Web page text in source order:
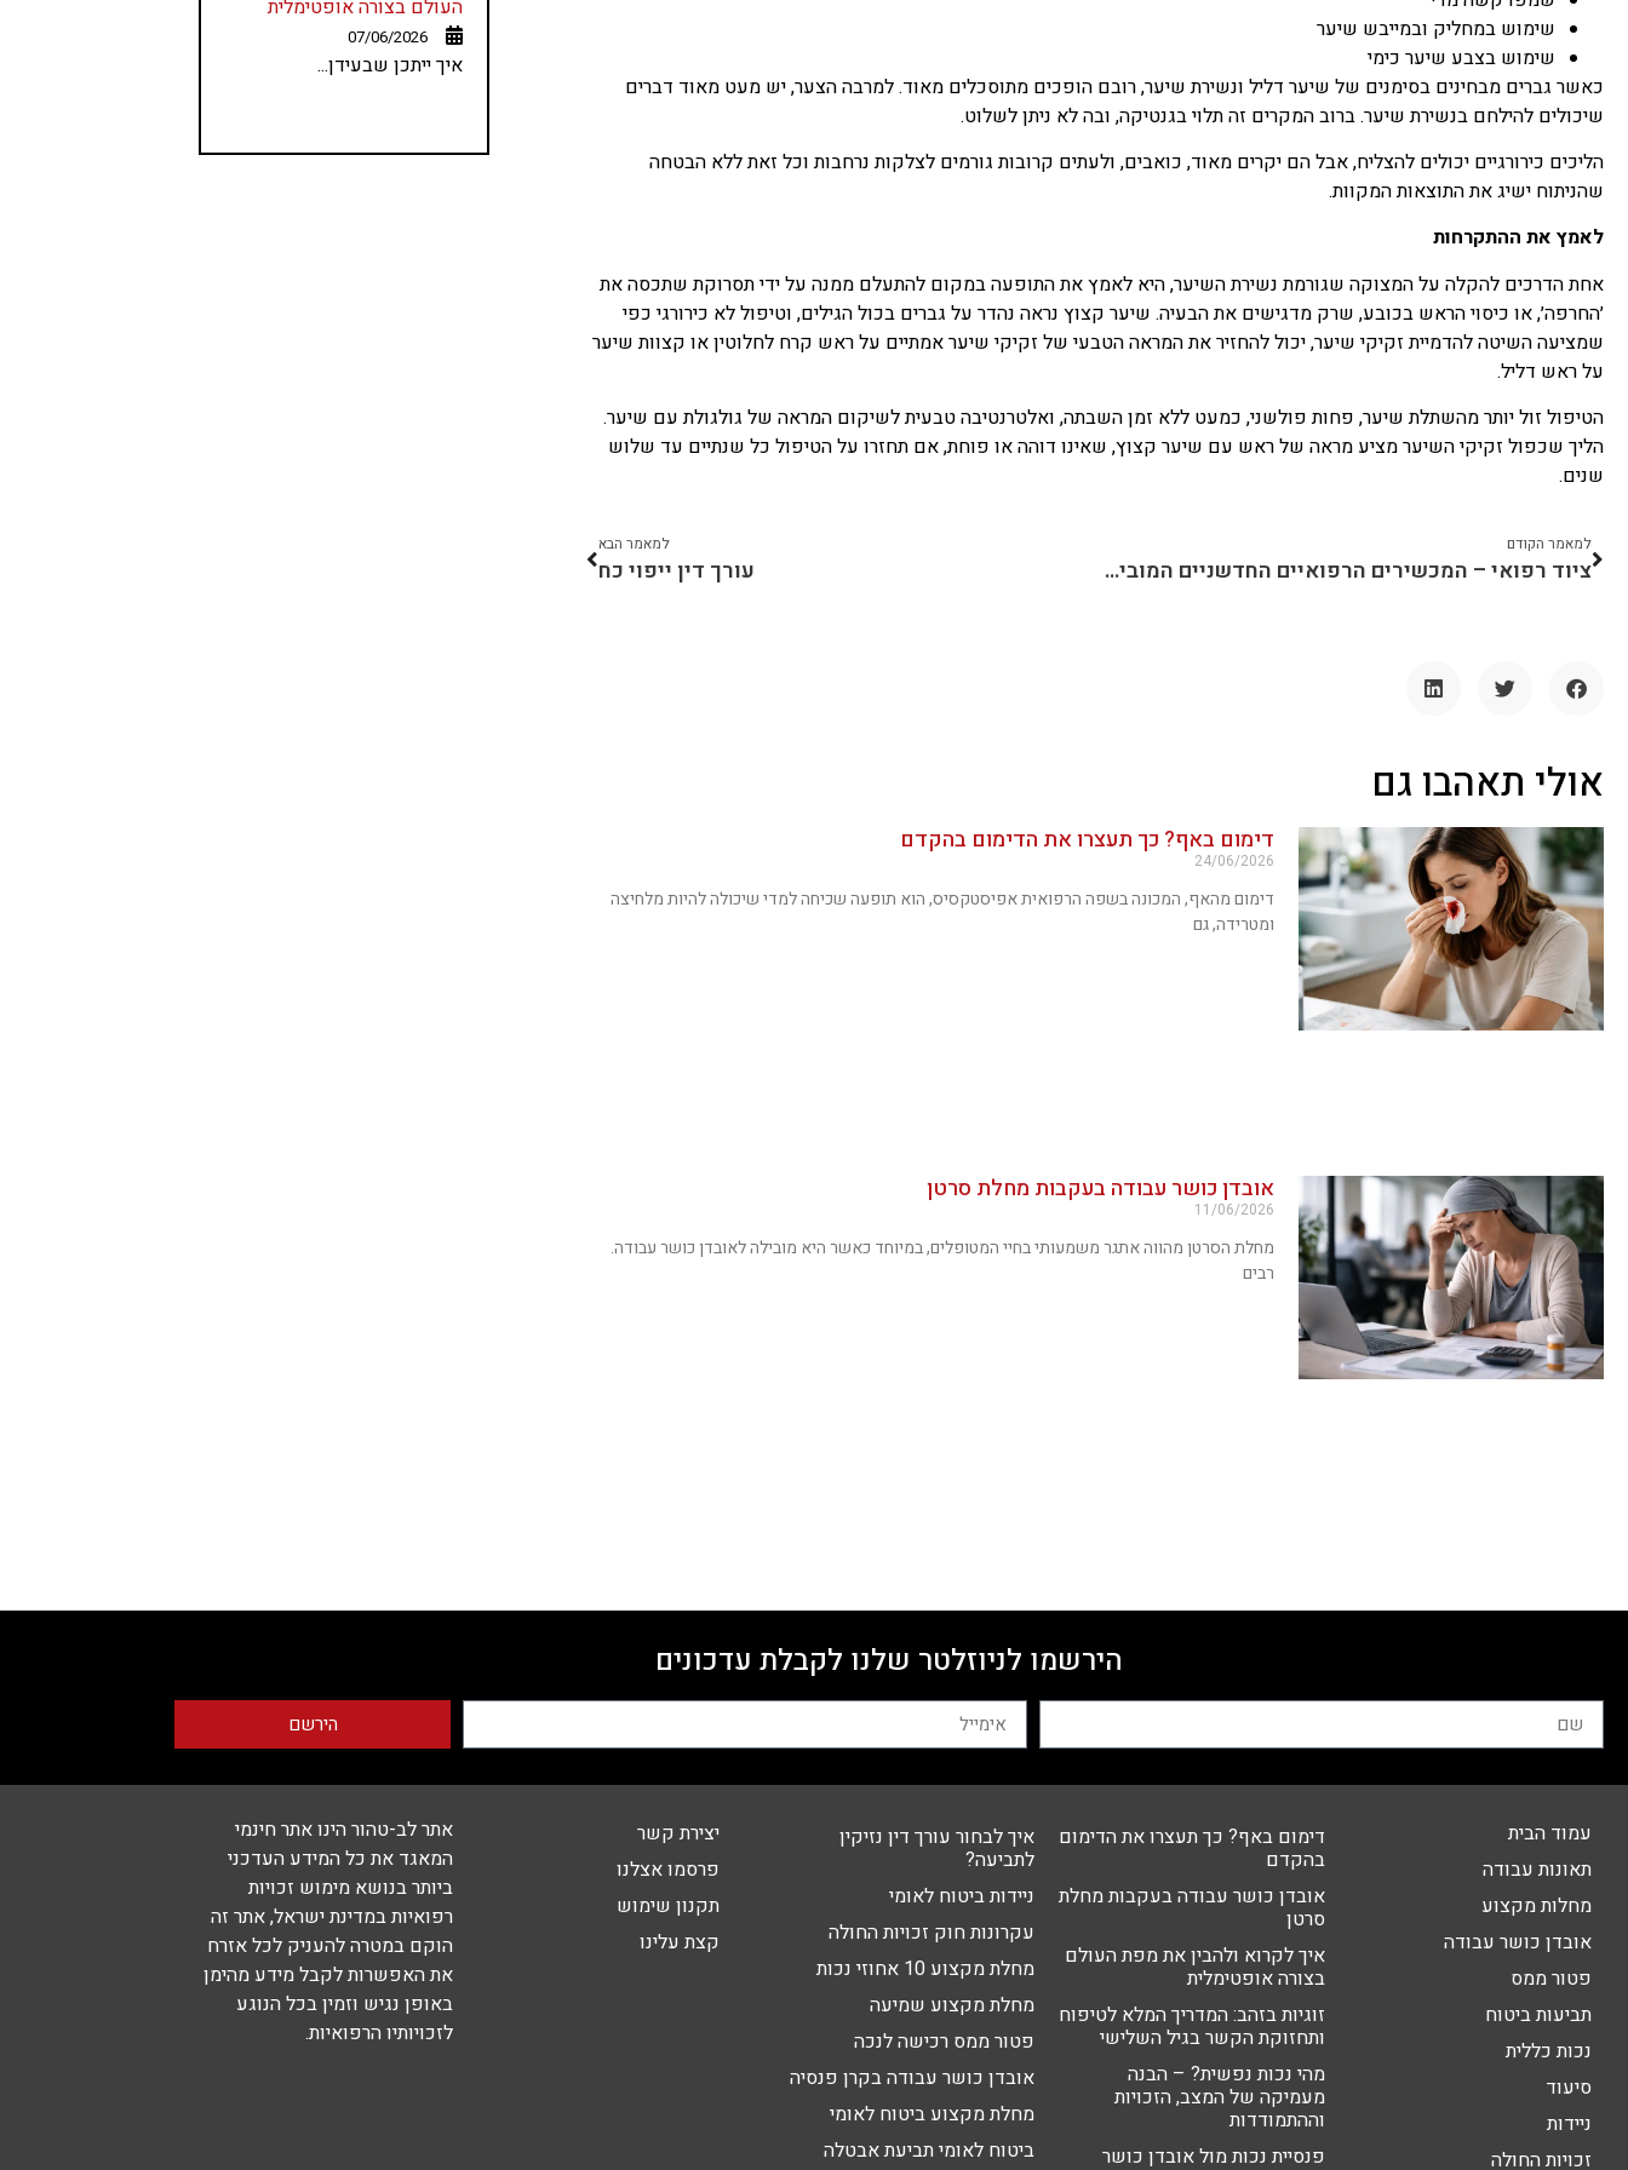
שימוש במחליק ובמייבש שיער
שימוש בצבע שיער כימי
כאשר גברים מבחינים בסימנים של שיער דליל ונשירת שיער, רובם הופכים מתוסכלים מאוד. למרבה הצער, יש מעט מאוד דברים
שיכולים להילחם בנשירת שיער. ברוב המקרים זה תלוי בגנטיקה, ובה לא ניתן לשלוט.
הליכים כירורגיים יכולים להצליח, אבל הם יקרים מאוד, כואבים, ולעתים קרובות גורמים לצלקות נרחבות וכל זאת ללא הבטחה
שהניתוח ישיג את התוצאות המקוות.
לאמץ את ההתקרחות
אחת הדרכים להקלה על המצוקה שגורמת נשירת השיער, היא לאמץ את התופעה במקום להתעלם ממנה על ידי תסרוקת שתכסה את
׳החרפה׳, או כיסוי הראש בכובע, שרק מדגישים את הבעיה. שיער קצוץ נראה נהדר על גברים בכול הגילים, וטיפול לא כירורגי כפי
שמציעה השיטה להדמיית זקיקי שיער, יכול להחזיר את המראה הטבעי של זקיקי שיער אמתיים על ראש קרח לחלוטין או קצוות שיער
על ראש דליל.
הטיפול זול יותר מהשתלת שיער, פחות פולשני, כמעט ללא זמן השבתה, ואלטרנטיבה טבעית לשיקום המראה של גולגולת עם שיער.
הליך שכפול זקיקי השיער מציע מראה של ראש עם שיער קצוץ, שאינו דוהה או פוחת, אם תחזרו על הטיפול כל שנתיים עד שלוש
שנים.
למאמר הקודם
ציוד רפואי – המכשירים הרפואיים החדשניים המובילים ב-2022
למאמר הבא
עורך דין ייפוי כח
אולי תאהבו גם
דימום באף? כך תעצרו את הדימום בהקדם
24/06/2026
דימום מהאף, המכונה בשפה הרפואית אפיסטקסיס, הוא תופעה שכיחה למדי שיכולה להיות מלחיצה
ומטרידה, גם
אובדן כושר עבודה בעקבות מחלת סרטן
11/06/2026
מחלת הסרטן מהווה אתגר משמעותי בחיי המטופלים, במיוחד כאשר היא מובילה לאובדן כושר עבודה.
רבים
העולם בצורה אופטימלית
07/06/2026
איך ייתכן שבעידן...
הירשמו לניוזלטר שלנו לקבלת עדכונים
הירשם
עמוד הבית
תאונות עבודה
מחלות מקצוע
אובדן כושר עבודה
פטור ממס
תביעות ביטוח
נכות כללית
סיעוד
ניידות
זכויות החולה
דימום באף? כך תעצרו את הדימום
בהקדם
אובדן כושר עבודה בעקבות מחלת
סרטן
איך לקרוא ולהבין את מפת העולם
בצורה אופטימלית
זוגיות בזהב: המדריך המלא לטיפוח
ותחזוקת הקשר בגיל השלישי
מהי נכות נפשית? – הבנה
מעמיקה של המצב, הזכויות
וההתמודדות
פנסיית נכות מול אובדן כושר
איך לבחור עורך דין נזיקין
לתביעה?
ניידות ביטוח לאומי
עקרונות חוק זכויות החולה
מחלת מקצוע 10 אחוזי נכות
מחלת מקצוע שמיעה
פטור ממס רכישה לנכה
אובדן כושר עבודה בקרן פנסיה
מחלת מקצוע ביטוח לאומי
ביטוח לאומי תביעת אבטלה
יצירת קשר
פרסמו אצלנו
תקנון שימוש
קצת עלינו
אתר לב-טהור הינו אתר חינמי
המאגד את כל המידע העדכני
ביותר בנושא מימוש זכויות
רפואיות במדינת ישראל, אתר זה
הוקם במטרה להעניק לכל אזרח
את האפשרות לקבל מידע מהימן
באופן נגיש וזמין בכל הנוגע
לזכויותיו הרפואיות.